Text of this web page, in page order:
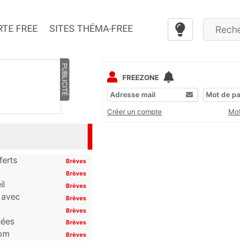
FREE SITES THÉMA-FREE
PUBLICITÉ
Brèves
Brèves
Brèves
Brèves
Brèves
Brèves
Brèves
FREEZONE
Créer un compte